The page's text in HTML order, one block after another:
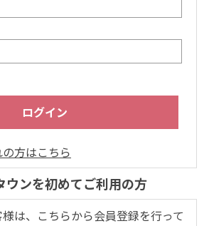
方はこちら
ウンを初めてご利用の方
は、こちらから会員登録を行って